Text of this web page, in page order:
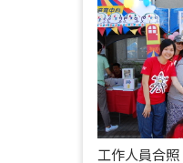
工作人員合照